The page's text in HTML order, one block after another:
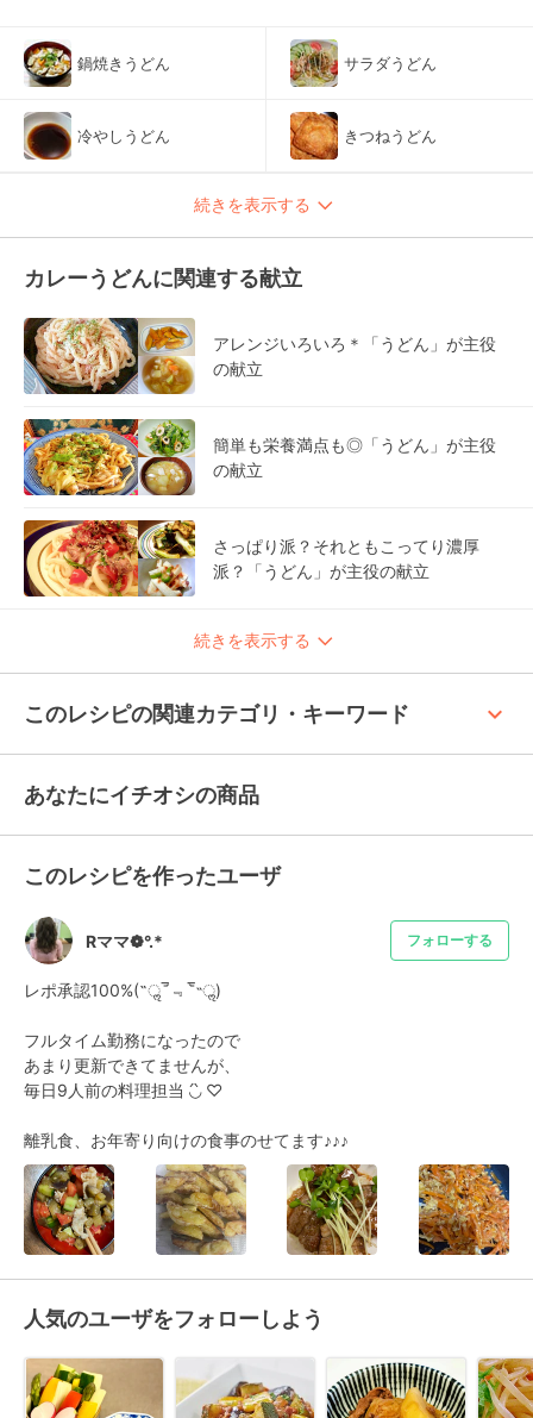
鍋焼きうどん サラダうどん
冷やしうどん きつねうどん
続きを表示する
カレーうどんに関連する献立
アレンジいろいろ＊「うどん」が主役
の献立
簡単も栄養満点も◎「うどん」が主役
の献立
さっぱり派？それともこってり濃厚
派？「うどん」が主役の献立
続きを表示する
このレシピの関連カテゴリ・キーワード keyboard_arrow_up
あなたにイチオシの商品
このレシピを作ったユーザ
Rママ❁°.* フォローする
レポ承認100%(˶ॢ‾᷄﹃‾᷅˵ॢ)
フルタイム勤務になったので
あまり更新できてませんが、
毎日9人前の料理担当 ◟́◞̀ ♡
離乳食、お年寄り向けの食事のせてます♪♪♪
人気のユーザをフォローしよう